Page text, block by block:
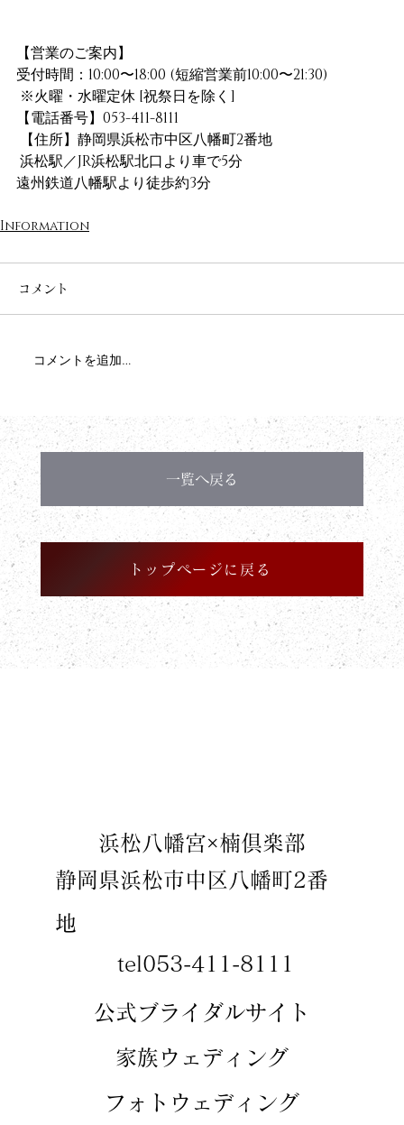
一覧へ戻る
トップページに戻る
【営業のご案内】
受付時間：10:00〜18:00 (短縮営業前10:00〜21:30)
※火曜・水曜定休 [祝祭日を除く]
【電話番号】053-411-8111
【住所】静岡県浜松市中区八幡町2番地
浜松駅／JR浜松駅北口より車で5分
遠州鉄道八幡駅より徒歩約3分
Information
コメント
コメントを追加…
​​公式ブライダルサイト
​家族ウェディング
​フォトウェディング
​浜松八幡宮×楠倶楽部
静岡県浜松市中区八幡町2番
地
tel053-411-8111